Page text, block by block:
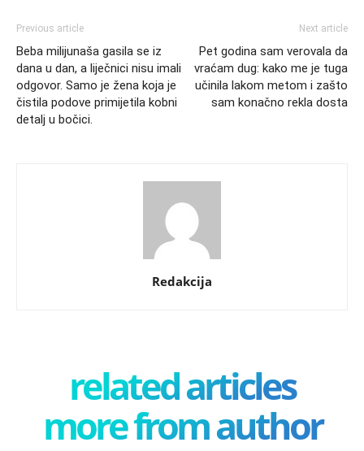
Previous article
Beba milijunaša gasila se iz
dana u dan, a liječnici nisu imali
odgovor. Samo je žena koja je
čistila podove primijetila kobni
detalj u bočici.
Next article
Pet godina sam verovala da
vraćam dug: kako me je tuga
učinila lakom metom i zašto
sam konačno rekla dosta
Redakcija
related articles
more from author